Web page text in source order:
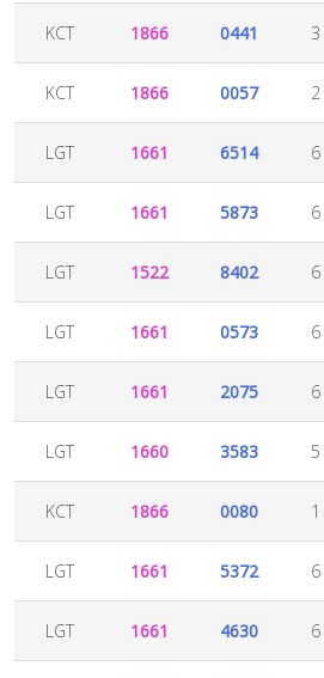
KCT 1866 0441 3
KCT 1866 0057 2
LGT 1661 6514 6
LGT 1661 5873 6
LGT 1522 8402 6
LGT 1661 0573 6
LGT 1661 2075 6
LGT 1660 3583 5
KCT 1866 0080 1
LGT 1661 5372 6
LGT 1661 4630 6